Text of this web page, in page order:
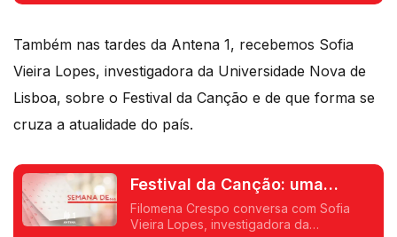
Também nas tardes da Antena 1, recebemos Sofia
Vieira Lopes, investigadora da Universidade Nova de
Lisboa, sobre o Festival da Canção e de que forma se
cruza a atualidade do país.
Festival da Canção: uma
viagem pelo país do festival
Filomena Crespo conversa com Sofia
Vieira Lopes, investigadora da